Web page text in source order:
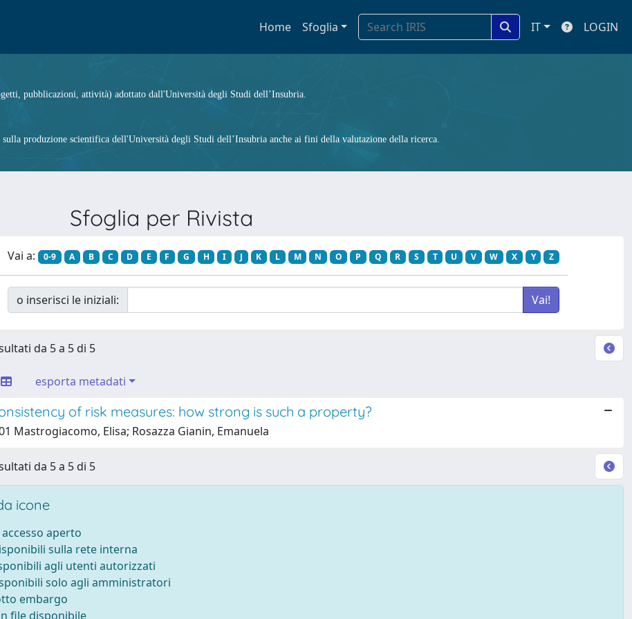
Home Sfoglia IT LOGIN
pubblicazioni, attività) adottato dall'Università degli Studi dell’Insubria.
produzione scientifica dell'Università degli Studi dell’Insubria anche ai fini della valutazione della ricerca.
Sfoglia per Rivista
Vai a: 0-9 A B C D E F G H I J K L M N O P Q R S T U V W X Y Z
o inserisci le iniziali:
da 5 a 5 di 5
esporta metadati
of risk measures: how strong is such a property?
Mastrogiacomo, Elisa; Rosazza Gianin, Emanuela
da 5 a 5 di 5
icone
aperto
sulla rete interna
agli utenti autorizzati
solo agli amministratori
embargo
file disponibile